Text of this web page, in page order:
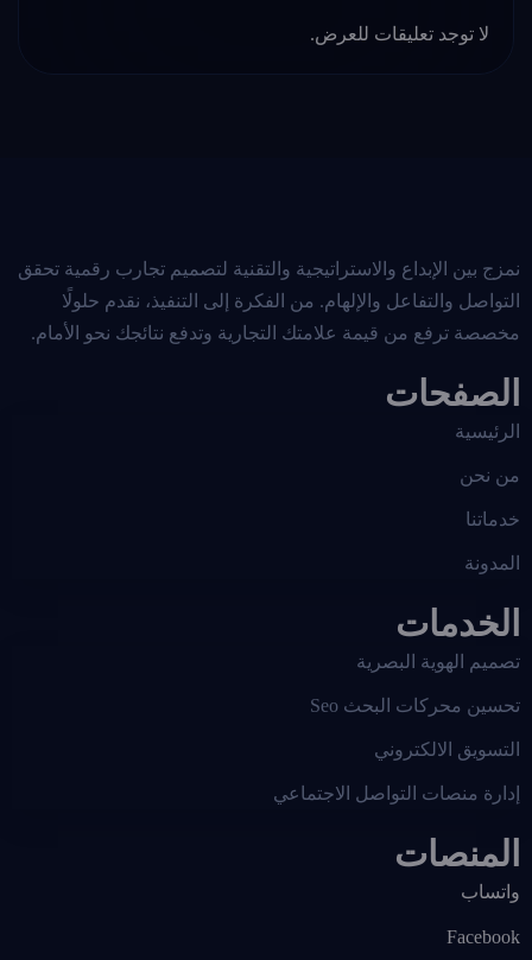
لا توجد تعليقات للعرض.
نمزج بين الإبداع والاستراتيجية والتقنية لتصميم تجارب رقمية تحقق
التواصل والتفاعل والإلهام. من الفكرة إلى التنفيذ، نقدم حلولًا
مخصصة ترفع من قيمة علامتك التجارية وتدفع نتائجك نحو الأمام.
الصفحات
الرئيسية
من نحن
خدماتنا
المدونة
الخدمات
تصميم الهوية البصرية
تحسين محركات البحث Seo
التسويق الالكتروني
إدارة منصات التواصل الاجتماعي
المنصات
واتساب
Facebook